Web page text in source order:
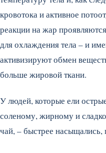
кровотока и активное
реакции на жар
для охлаждения тела – и
активизируют обмен
больше жировой ткани.
У людей, которые ели
соленому, жирному и
чай, – быстрее